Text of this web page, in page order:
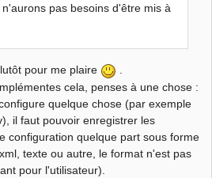
n'aurons pas besoins d'être mis à
pour me plaire
cela, penses à une chose :
quelque chose (par exemple
il faut pouvoir enregistrer les
configuration quelque part sous forme
texte ou autre, le format n'est pas
pour l'utilisateur).